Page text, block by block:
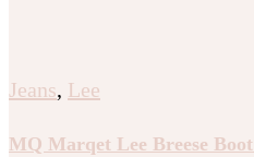
Jeans, Lee
MQ Marqet Lee Breese